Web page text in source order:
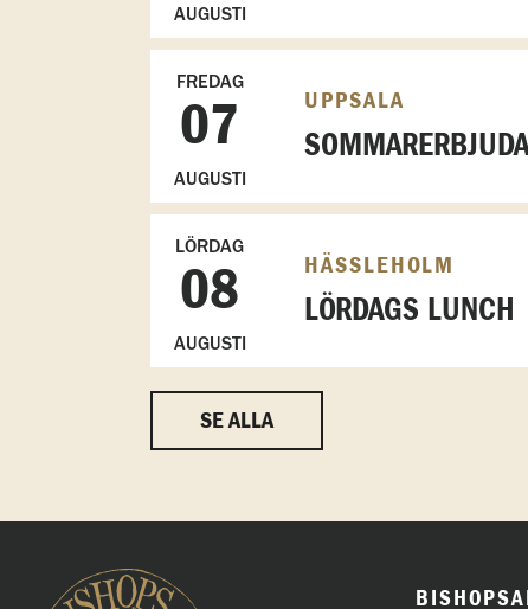
AUGUSTI
FREDAG
07
AUGUSTI
UPPSALA
LÖRDAG
08
AUGUSTI
HÄSSLEHOLM
LÖRDAGS LUNCH
SE ALLA